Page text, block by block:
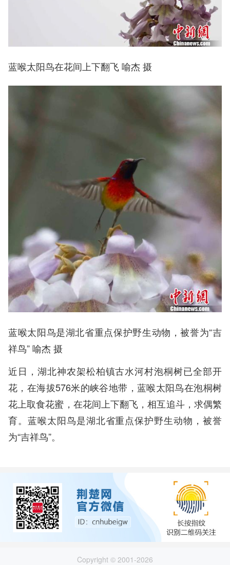
蓝喉太阳鸟在花间上下翻飞 喻杰 摄
蓝喉太阳鸟是湖北省重点保护野生动物，被誉为“吉
祥鸟” 喻杰 摄
近日，湖北神农架松柏镇古水河村泡桐树已全部开
花，在海拔576米的峡谷地带，蓝喉太阳鸟在泡桐树
花上取食花蜜，在花间上下翻飞，相互追斗，求偶繁
育。蓝喉太阳鸟是湖北省重点保护野生动物，被誉
为“吉祥鸟”。
Copyright © 2001-2026